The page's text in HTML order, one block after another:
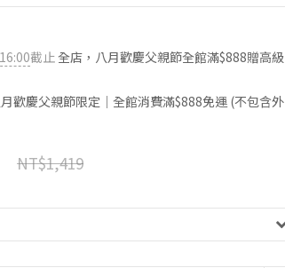
截止 全店，八月歡慶父親節全館滿$888贈高級
歡慶父親節限定｜全館消費滿$888免運 (不包含外
NT$1,419